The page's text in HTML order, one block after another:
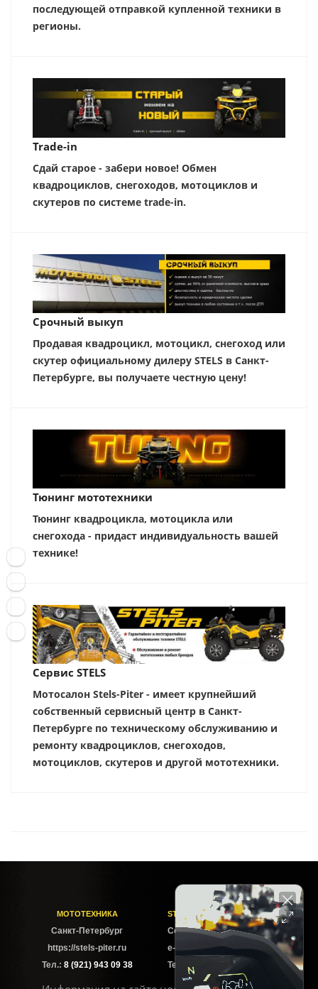
последующей отправкой купленной техники в
регионы.
Trade-in
Сдай старое - забери новое! Обмен
квадроциклов, снегоходов, мотоциклов и
скутеров по системе trade-in.
Срочный выкуп
Продавая квадроцикл, мотоцикл, снегоход или
скутер официальному дилеру STELS в Санкт-
Петербурге, вы получаете честную цену!
Тюнинг мототехники
Тюнинг квадроцикла, мотоцикла или
снегохода - придаст индивидуальность вашей
технике!
Сервис STELS
Мотосалон Stels-Piter - имеет крупнейший
собственный сервисный центр в Санкт-
Петербурге по техническому обслуживанию и
ремонту квадроциклов, снегоходов,
мотоциклов, скутеров и другой мототехники.
МОТОТЕХНИКА
Cанкт-Петербург
https://stels-piter.ru
Тел.: 8 (921) 943 09 38
STELS-PITER СОФИЙСКАЯ
Софийская ул. 6Б
e-mail: sales@stels-piter.ru
Тел.: 8 (921) 943 09 38